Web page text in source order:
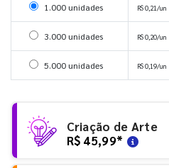
Selecionar 1000 unidades
1.000 unidades R$ 0,21/un
Selecionar 3000 unidades
3.000 unidades R$ 0,20/un
Selecionar 5000 unidades
5.000 unidades R$ 0,19/un
Criação de Arte
R$ 45,99*